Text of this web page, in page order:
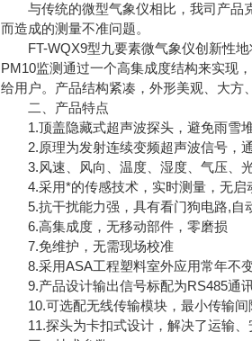
与传统的微型气象仪相比，我司产品
而造成的测量不准问题。
FT-WQX9型九要素微气象仪创新性地
PM10监测通过一个高集成度结构来实现
给用户。产品结构紧凑，外形美观、大方
二、产品特点
1.顶盖隐藏式超声波探头，避免雨雪堆
2.原理为发射连续变频超声波信号，通
3.风速、风向、温度、湿度、气压、光
4.采用*的传感技术，实时测量，无启
5.抗干扰能力强，具有看门狗电路,自
6.高集成度，无移动部件，零磨损
7.免维护，无需现场校准
8.采用ASA工程塑料室外应用常年不
9.产品设计输出信号标配为RS485通
10.可选配无线传输模块，最小传输间
11.探头为卡扣式设计，解决了运输、